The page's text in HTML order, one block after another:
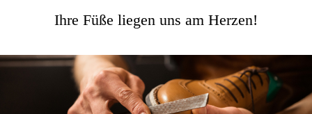
Ihre Füße liegen uns am Herzen!